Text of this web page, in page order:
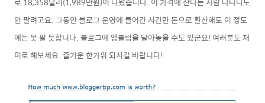
안 팔려고요. 그동안 블로그 운영에 들어간 시간만 돈으로 환산해도 이 정도
에는 못 팔 듯합니다. 블로그에 엠블럼을 달아놓을 수도 있군요! 여러분도 재
미로 해보세요. 즐거운 한가위 되시길 바랍니다!